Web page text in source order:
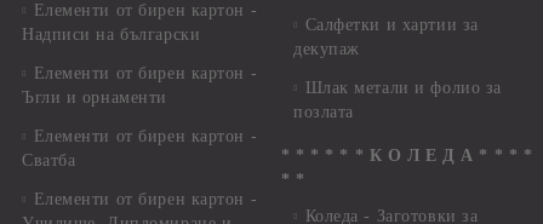
Елементи от бирен картон -
Надписи на български
Елементи от бирен картон -
Ъгли и орнаменти
Елементи от бирен картон -
Сватба
Елементи от бирен картон -
Салфетки и хартии за
декупаж
Шлак метали и фолио за
позлата
* * * * * * К О Л Е Д А * * * *
* *
Коледа - Заготовки за